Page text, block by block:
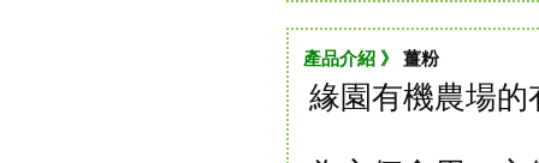
產品介紹 》 薑粉
緣園有機農場的